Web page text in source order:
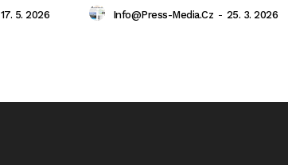
17. 5. 2026 Info@press-Media.cz - 25. 3. 2026